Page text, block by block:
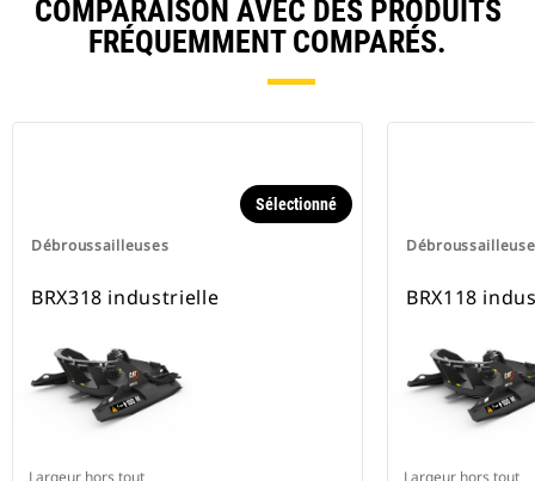
COMPARAISON AVEC DES PRODUITS
FRÉQUEMMENT COMPARÉS.
Débroussailleuses
Sélectionné
BRX318 industrielle BRX118